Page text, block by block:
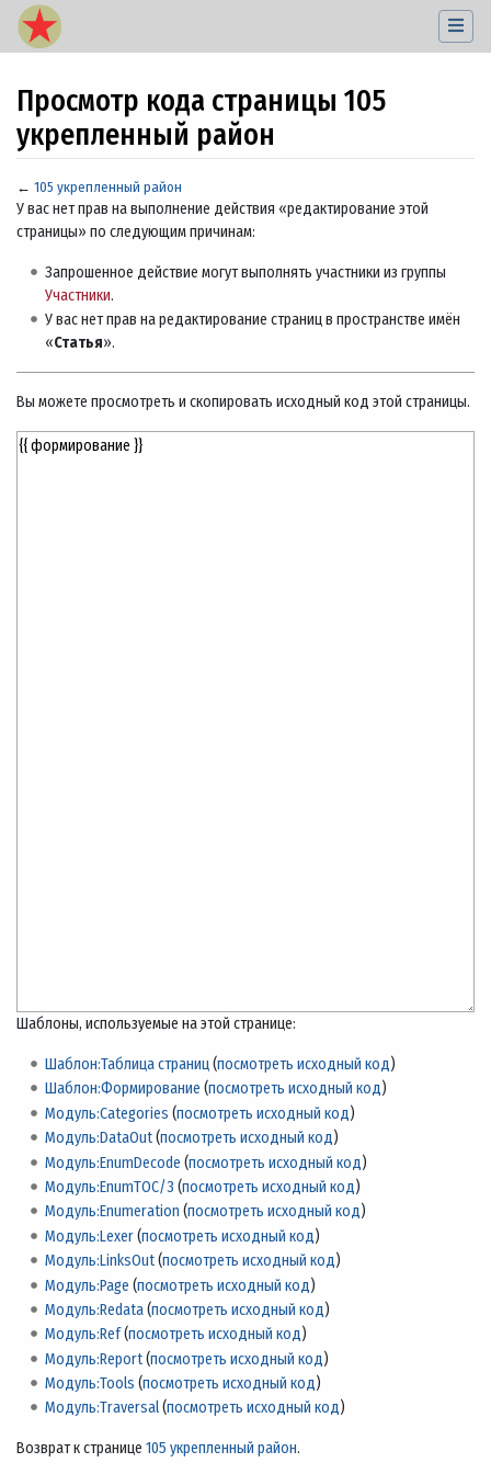
Просмотр кода страницы 105
укрепленный район
← 105 укрепленный район
Перейти к:навигация,поиск
У вас нет прав на выполнение действия «редактирование этой
страницы» по следующим причинам:
Запрошенное действие могут выполнять участники из группы
Участники.
У вас нет прав на редактирование страниц в пространстве имён
«Статья».
Вы можете просмотреть и скопировать исходный код этой страницы.
Шаблоны, используемые на этой странице:
Шаблон:Таблица страниц(посмотреть исходный код)
Шаблон:Формирование (посмотреть исходный код)
Модуль:Categories (посмотреть исходный код)
Модуль:DataOut(посмотреть исходный код)
Модуль:EnumDecode (посмотреть исходный код)
Модуль:EnumTOC/3 (посмотреть исходный код)
Модуль:Enumeration (посмотреть исходный код)
Модуль:Lexer(посмотреть исходный код)
Модуль:LinksOut(посмотреть исходный код)
Модуль:Page (посмотреть исходный код)
Модуль:Redata(посмотреть исходный код)
Модуль:Ref(посмотреть исходный код)
Модуль:Report(посмотреть исходный код)
Модуль:Tools (посмотреть исходный код)
Модуль:Traversal(посмотреть исходный код)
Возврат к странице 105 укрепленный район.